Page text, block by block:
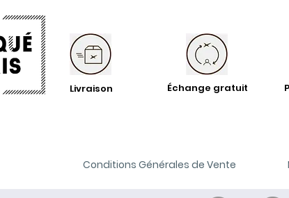
Livraison Échange gratuit
Conditions Générales de Vente